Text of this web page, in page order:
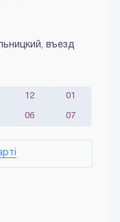
въезд
12 01
06 07